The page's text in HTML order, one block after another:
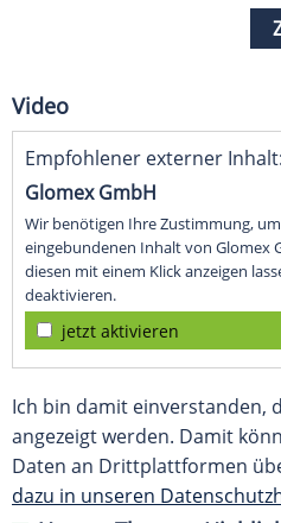
Video
Empfohlener externer Inhalt:
Glomex GmbH
Wir benötigen Ihre Zustimmung,
eingebundenen Inhalt von Glomex
diesen mit einem Klick anzeigen
deaktivieren.
jetzt aktivieren
Ich bin damit einverstanden,
angezeigt werden. Damit
Daten an Drittplattformen
dazu in unseren